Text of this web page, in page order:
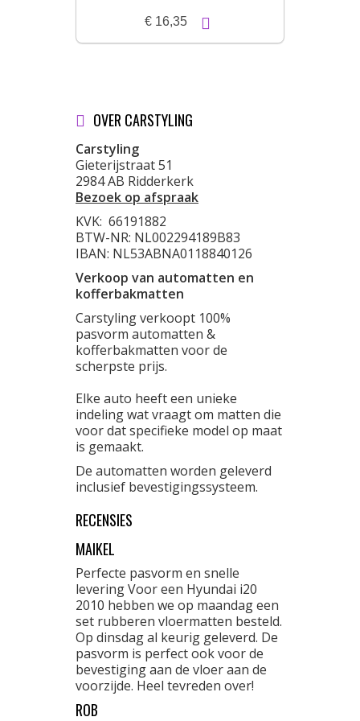
€ 16,35
OVER CARSTYLING
Carstyling
Gieterijstraat 51
2984 AB Ridderkerk
Bezoek op afspraak
KVK: 66191882
BTW-NR: NL002294189B83
IBAN: NL53ABNA0118840126
Verkoop van automatten en
kofferbakmatten
Carstyling verkoopt 100%
pasvorm automatten &
kofferbakmatten voor de
scherpste prijs.
Elke auto heeft een unieke
indeling wat vraagt om matten die
voor dat specifieke model op maat
is gemaakt.
De automatten worden geleverd
inclusief bevestigingssysteem.
RECENSIES
MAIKEL
Perfecte pasvorm en snelle
levering Voor een Hyundai i20
2010 hebben we op maandag een
set rubberen vloermatten besteld.
Op dinsdag al keurig geleverd. De
pasvorm is perfect ook voor de
bevestiging aan de vloer aan de
voorzijde. Heel tevreden over!
ROB